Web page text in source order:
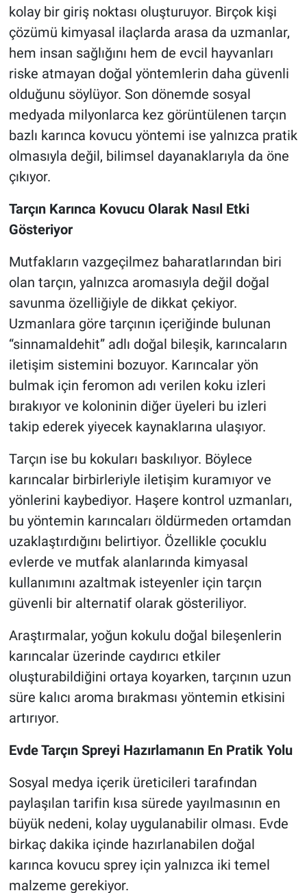
kolay bir giriş noktası oluşturuyor. Birçok kişi
çözümü kimyasal ilaçlarda arasa da uzmanlar,
hem insan sağlığını hem de evcil hayvanları
riske atmayan doğal yöntemlerin daha güvenli
olduğunu söylüyor. Son dönemde sosyal
medyada milyonlarca kez görüntülenen tarçın
bazlı karınca kovucu yöntemi ise yalnızca pratik
olmasıyla değil, bilimsel dayanaklarıyla da öne
çıkıyor.
Tarçın Karınca Kovucu Olarak Nasıl Etki
Gösteriyor
Mutfakların vazgeçilmez baharatlarından biri
olan tarçın, yalnızca aromasıyla değil doğal
savunma özelliğiyle de dikkat çekiyor.
Uzmanlara göre tarçının içeriğinde bulunan
“sinnamaldehit” adlı doğal bileşik, karıncaların
iletişim sistemini bozuyor. Karıncalar yön
bulmak için feromon adı verilen koku izleri
bırakıyor ve koloninin diğer üyeleri bu izleri
takip ederek yiyecek kaynaklarına ulaşıyor.
Tarçın ise bu kokuları baskılıyor. Böylece
karıncalar birbirleriyle iletişim kuramıyor ve
yönlerini kaybediyor. Haşere kontrol uzmanları,
bu yöntemin karıncaları öldürmeden ortamdan
uzaklaştırdığını belirtiyor. Özellikle çocuklu
evlerde ve mutfak alanlarında kimyasal
kullanımını azaltmak isteyenler için tarçın
güvenli bir alternatif olarak gösteriliyor.
Araştırmalar, yoğun kokulu doğal bileşenlerin
karıncalar üzerinde caydırıcı etkiler
oluşturabildiğini ortaya koyarken, tarçının uzun
süre kalıcı aroma bırakması yöntemin etkisini
artırıyor.
Evde Tarçın Spreyi Hazırlamanın En Pratik Yolu
Sosyal medya içerik üreticileri tarafından
paylaşılan tarifin kısa sürede yayılmasının en
büyük nedeni, kolay uygulanabilir olması. Evde
birkaç dakika içinde hazırlanabilen doğal
karınca kovucu sprey için yalnızca iki temel
malzeme gerekiyor.